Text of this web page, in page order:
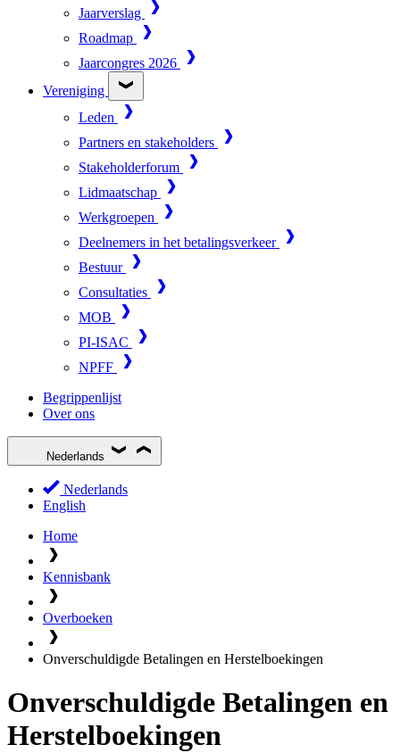
Jaarverslag
Roadmap
Jaarcongres 2026
Vereniging
Leden
Partners en stakeholders
Stakeholderforum
Lidmaatschap
Werkgroepen
Deelnemers in het betalingsverkeer
Bestuur
Consultaties
MOB
PI-ISAC
NPFF
Begrippenlijst
Over ons
Nederlands
Nederlands
English
Home
Kennisbank
Overboeken
Onverschuldigde Betalingen en Herstelboekingen
Onverschuldigde Betalingen en
Herstelboekingen